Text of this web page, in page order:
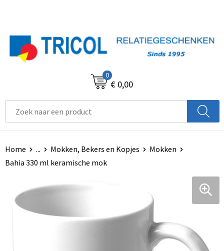
0
€ 0,00
Home ... Mokken, Bekers en Kopjes
Mokken
Bahia 330 ml keramische mok